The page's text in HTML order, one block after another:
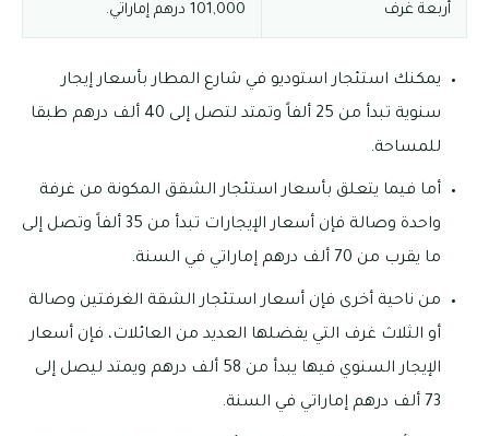
أربعة غرف 101,000 درهم إماراتي.
يمكنك استئجار استوديو في شارع المطار بأسعار إيجار
سنوية تبدأ من 25 ألفاً وتمتد لتصل إلى 40 ألف درهم طبقا
للمساحة.
أما فيما يتعلق بأسعار استئجار الشقق المكونة من غرفة
واحدة وصالة فإن أسعار الإيجارات تبدأ من 35 ألفاً وتصل إلى
ما يقرب من 70 ألف درهم إماراتي في السنة.
من ناحية أخرى فإن أسعار استئجار الشقة الغرفتين وصالة
أو الثلاث غرف التي يفضلها العديد من العائلات، فإن أسعار
الإيجار السنوي فيها يبدأ من 58 ألف درهم ويمتد ليصل إلى
73 ألف درهم إماراتي في السنة.